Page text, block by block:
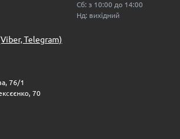
Telegram)
Сб: з 10:00 до 14:00
Нд: вихідний
76/1
70